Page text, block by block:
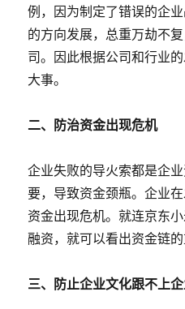
例，因为制定了错误的企
的方向发展，总重万劫不
司。因此根据公司和行业
大事。
二、防治资金出现危机
企业失败的导火索都是企
要，导致资金颈瓶。企业
资金出现危机。就连京东
融资，就可以看出资金链的
三、防止企业文化跟不上